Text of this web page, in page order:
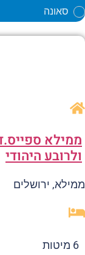
סאונה
היהודי
ירושלים